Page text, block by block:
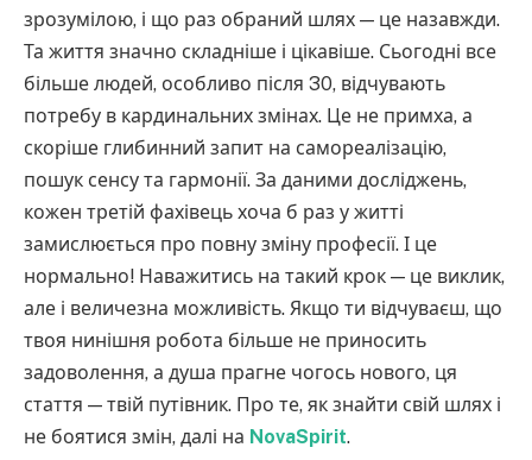
зрозумілою, і що раз обраний шлях — це назавжди.
Та життя значно складніше і цікавіше. Сьогодні все
більше людей, особливо після 30, відчувають
потребу в кардинальних змінах. Це не примха, а
скоріше глибинний запит на самореалізацію,
пошук сенсу та гармонії. За даними досліджень,
кожен третій фахівець хоча б раз у житті
замислюється про повну зміну професії. І це
нормально! Наважитись на такий крок — це виклик,
але і величезна можливість. Якщо ти відчуваєш, що
твоя нинішня робота більше не приносить
задоволення, а душа прагне чогось нового, ця
стаття — твій путівник. Про те, як знайти свій шлях і
не боятися змін, далі на NovaSpirit.